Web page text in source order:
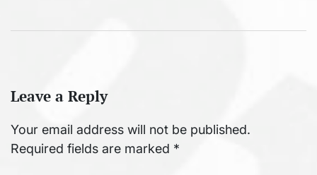
Leave a Reply
Your email address will not be published.
Required fields are marked *